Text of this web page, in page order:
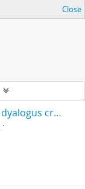
Close
Prefacio in librū qui dicitur dyalogus creaturar[um] moralizatus omni materie morali iocundo et edificatiuo modo applicabilis. - 1483